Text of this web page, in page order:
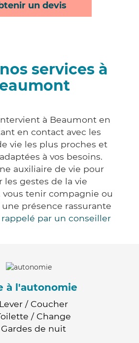
un devis
services à
à Beaumont en
en contact avec les
vie les plus proches et
à vos besoins.
auxiliaire de vie pour
les gestes de la vie
tenir compagnie ou
présence rassurante
par un conseiller
à l'autonomie
Lever / Coucher
/ Change
Gardes de nuit